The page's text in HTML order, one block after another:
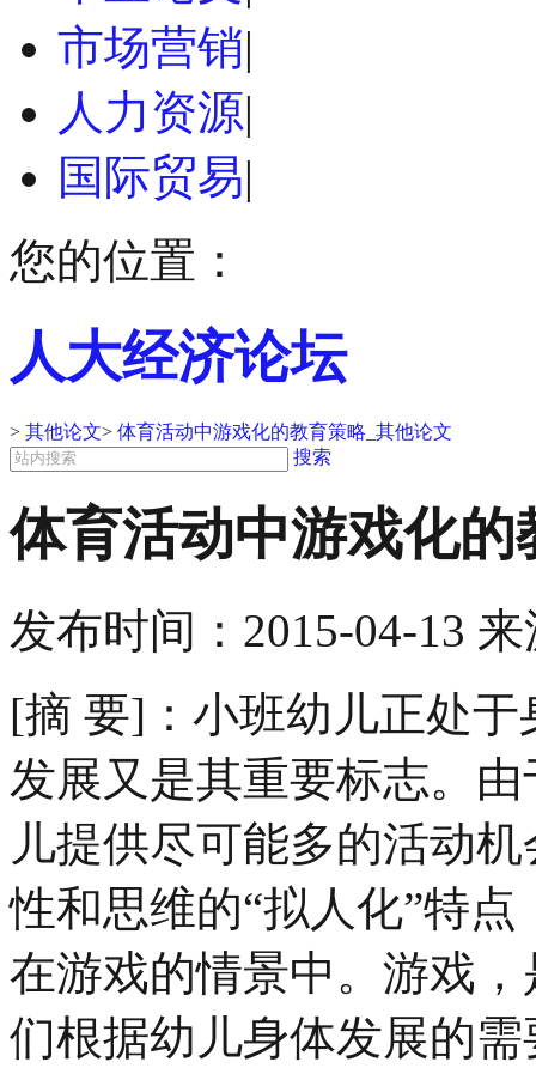
市场营销|
人力资源|
国际贸易|
您的位置：
人大经济论坛
> 其他论文> 体育活动中游戏化的教育策略_其他论文
搜索
体育活动中游戏化
发布时间： 2015-04-13 来
[摘 要]：小班幼儿正处
发展又是其重要标志。
儿提供尽可能多的活动
性和思维的“拟人化”特
在游戏的情景中。游戏
们根据幼儿身体发展的